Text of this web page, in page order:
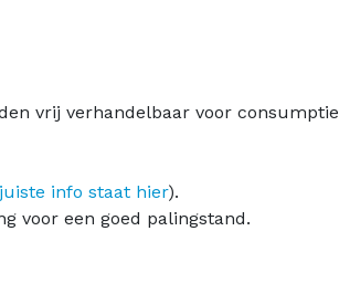
vrij verhandelbaar voor consumptie
info staat hier).
voor een goed palingstand.